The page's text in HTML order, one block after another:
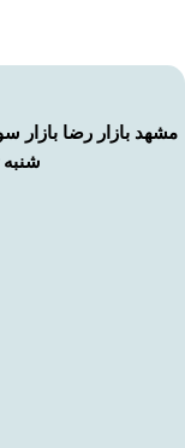
مشهد بازار رضا بازار
شنبه تا